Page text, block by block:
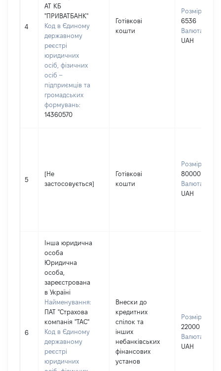
4
АТ КБ
"ПРИВАТБАНК"
Код в Єдиному
державному
реєстрі
юридичних
осіб, фізичних
осіб –
підприємців та
громадських
формувань:
14360570
Готівкові
кошти
Розмір:
6536
Валюта:
UAH
5
[Не
застосовується]
Готівкові
кошти
Розмір:
80000
Валюта:
UAH
6
Інша юридична
особа
Юридична
особа,
зареєстрована
в Україні
Найменування:
ПАТ "Страхова
компанія "ТАС"
Код в Єдиному
державному
реєстрі
юридичних
Внески до
кредитних
спілок та
інших
небанківських
фінансових
установ
Розмір:
22000
Валюта:
UAH